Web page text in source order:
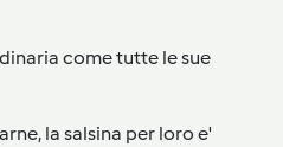
come tutte le sue
la salsina per loro e'